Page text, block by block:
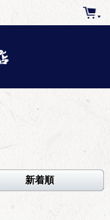
新着順